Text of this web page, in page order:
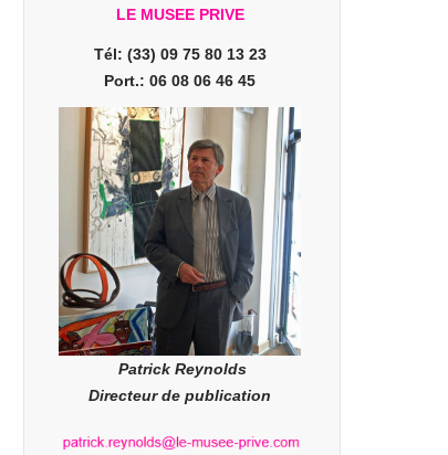
LE MUSEE PRIVE
Tél: (33) 09 75 80 13 23
Port.: 06 08 06 46 45
Patrick Reynolds
Directeur de publication